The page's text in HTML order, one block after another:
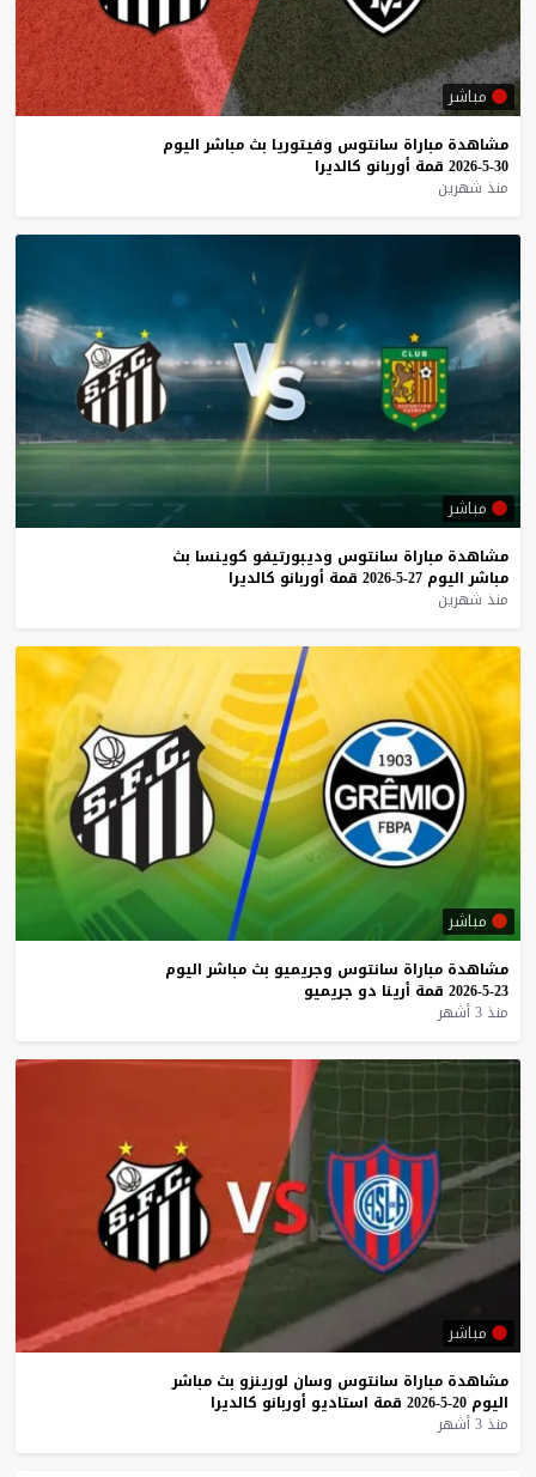
مباشر
مشاهدة مباراة سانتوس وفيتوريا بث مباشر اليوم
30-5-2026
قمة أوربانو كالديرا
منذ شهرين
مباشر
مشاهدة مباراة سانتوس وديبورتيفو كوينسا بث
مباشر اليوم 27-5-2026 قمة أوربانو كالديرا
منذ شهرين
مباشر
مشاهدة مباراة سانتوس وجريميو بث مباشر اليوم
23-5-2026
قمة أرينا دو جريميو
منذ 3 أشهر
مباشر
مشاهدة مباراة سانتوس وسان لورينزو بث مباشر
اليوم 20-5-2026 قمة استاديو أوربانو كالديرا
منذ 3 أشهر